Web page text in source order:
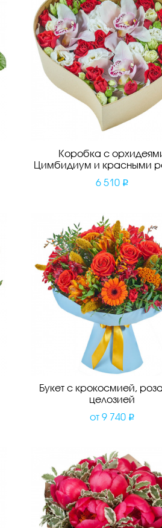
Коробка с
Цимбидиум и красными
6 510
Букет с крокосмией,
целозией
от 9 740